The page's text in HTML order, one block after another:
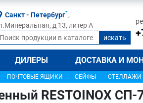
Санкт - Петербург ,
д 13, литер А
ДИЛЕРЫ ДОСТАВКА И
ПОЧТОВЫЕ ЯЩИКИ СЕЙФЫ СТЕЛЛАЖИ
RESTOINOX